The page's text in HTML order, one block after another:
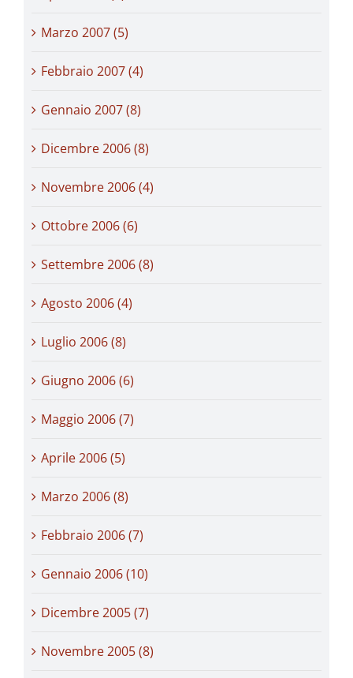
Marzo 2007 (5)
Febbraio 2007 (4)
Gennaio 2007 (8)
Dicembre 2006 (8)
Novembre 2006 (4)
Ottobre 2006 (6)
Settembre 2006 (8)
Agosto 2006 (4)
Luglio 2006 (8)
Giugno 2006 (6)
Maggio 2006 (7)
Aprile 2006 (5)
Marzo 2006 (8)
Febbraio 2006 (7)
Gennaio 2006 (10)
Dicembre 2005 (7)
Novembre 2005 (8)